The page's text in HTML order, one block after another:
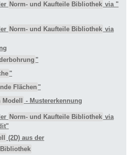
Norm- und Kaufteile Bibliothek via "
Norm- und Kaufteile Bibliothek via
"
"
Flächen "
- Mustererkennung
Norm- und Kaufteile Bibliothek via
(2D) aus der